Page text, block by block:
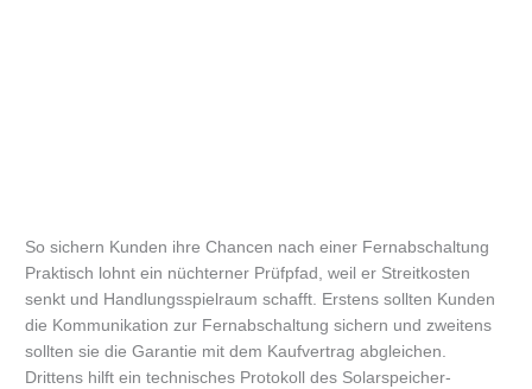
So sichern Kunden ihre Chancen nach einer Fernabschaltung
Praktisch lohnt ein nüchterner Prüfpfad, weil er Streitkosten
senkt und Handlungsspielraum schafft. Erstens sollten Kunden
die Kommunikation zur Fernabschaltung sichern und zweitens
sollten sie die Garantie mit dem Kaufvertrag abgleichen.
Drittens hilft ein technisches Protokoll des Solarspeicher-